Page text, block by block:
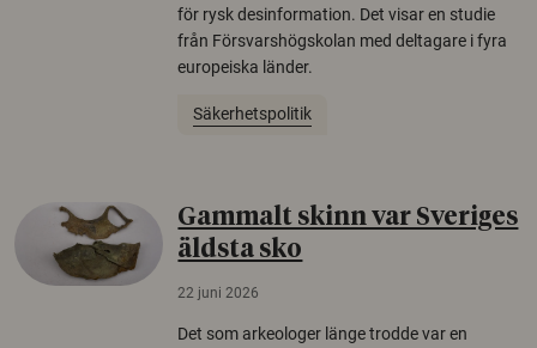
för rysk desinformation. Det visar en studie
från Försvarshögskolan med deltagare i fyra
europeiska länder.
Säkerhetspolitik
Gammalt skinn var Sveriges
äldsta sko
22 juni 2026
Det som arkeologer länge trodde var en